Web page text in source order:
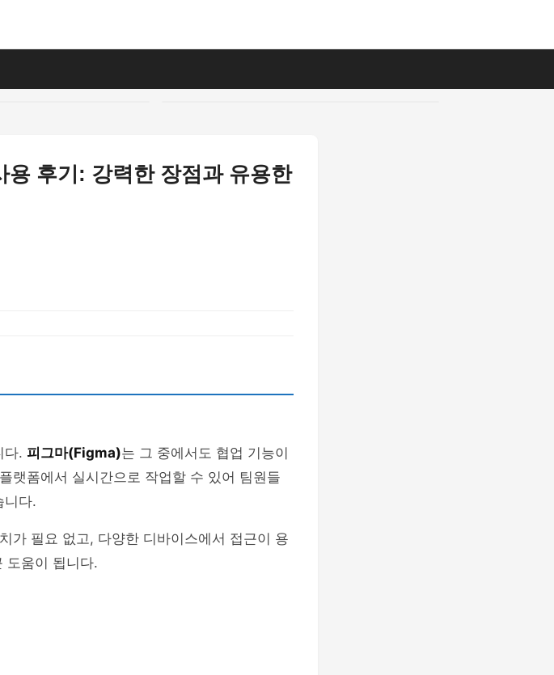
후기: 강력한 장점과 유용한
다. 피그마(Figma)는 그 중에서도 협업 기능이
랫폼에서 실시간으로 작업할 수 있어 팀원들
니다.
가 필요 없고, 다양한 디바이스에서 접근이 용
도움이 됩니다.